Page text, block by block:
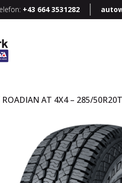
+43 664 3531282
AT 4X4 – 285/